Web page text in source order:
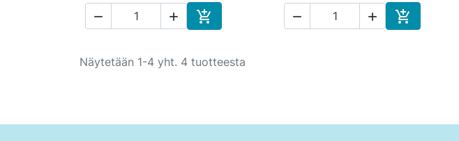
  
Ostoskoriin
  
Ostoskoriin
Näytetään 1-4 yht. 4 tuotteesta